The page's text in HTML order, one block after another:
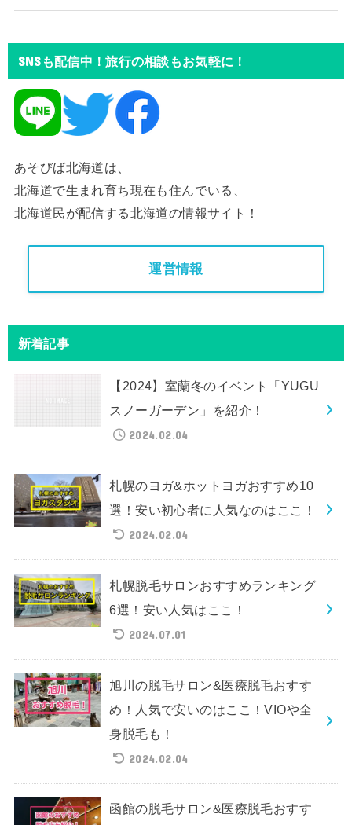
SNSも配信中！旅行の相談もお気軽に！
あそびば北海道は、
北海道で生まれ育ち現在も住んでいる、
北海道民が配信する北海道の情報サイト！
運営情報
新着記事
【2024】室蘭冬のイベント「YUGU
スノーガーデン」を紹介！
2024.02.04
札幌のヨガ&ホットヨガおすすめ10
選！安い初心者に人気なのはここ！
2024.02.04
札幌脱毛サロンおすすめランキング
6選！安い人気はここ！
2024.07.01
旭川の脱毛サロン&医療脱毛おすす
め！人気で安いのはここ！VIOや全
身脱毛も！
2024.02.04
函館の脱毛サロン&医療脱毛おすす